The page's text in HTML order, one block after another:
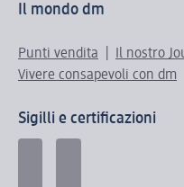
Il mondo dm
Punti vendita
Il nostro
Vivere consapevoli con dm
Sigilli e certificazioni